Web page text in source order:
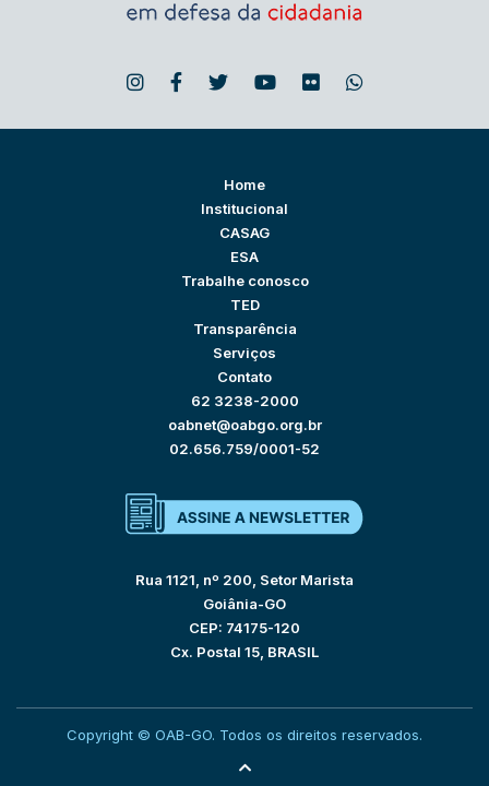
Home
Institucional
CASAG
ESA
Trabalhe conosco
TED
Transparência
Serviços
Contato
62 3238-2000
oabnet@oabgo.org.br
02.656.759/0001-52
Rua 1121, nº 200, Setor Marista
Goiânia-GO
CEP: 74175-120
Cx. Postal 15, BRASIL
Copyright © OAB-GO. Todos os direitos reservados.